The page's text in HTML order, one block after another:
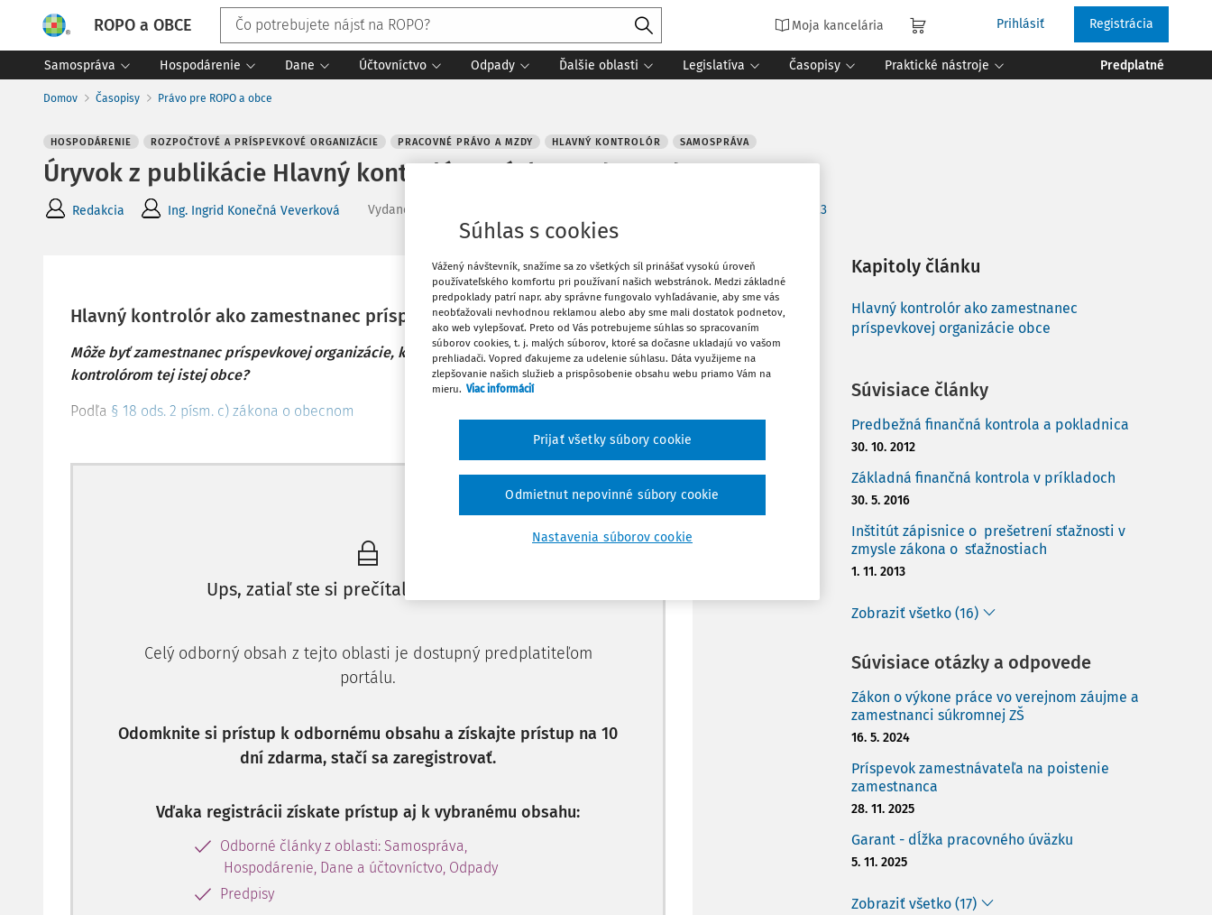
ROPO a OBCE Moja kancelária Prihlásiť Registrácia
Samospráva Hospodárenie Dane Účtovníctvo Odpady Ďalšie oblasti Legislatíva Časopisy Praktické nástroje Predplatné
Domov Časopisy Právo pre ROPO a obce
HOSPODÁRENIE ROZPOČTOVÉ A PRÍSPEVKOVÉ ORGANIZÁCIE PRACOVNÉ PRÁVO A MZDY HLAVNÝ KONTROLÓR SAMOSPRÁVA
Úryvok z publikácie Hlavný kontrolór. Otázky a odpovede.
Redakcia Ing. Ingrid Konečná Veverková Vydané Právo pre ROPO a obce 7-8/2023
Hlavný kontrolór ako zamestnanec príspevkovej organizácie obce
Môže byť zamestnanec príspevkovej organizácie, ktorú zriadila obec, hlavným
kontrolórom tej istej obce?
Podľa § 18 ods. 2 písm. c) zákona o obecnom
Máte predplatné? Prihláste sa
Ups, zatiaľ ste si prečítali len začiatok...
Celý odborný obsah z tejto oblasti je dostupný predplatiteľom
portálu.
Odomknite si prístup k odbornému obsahu a získajte prístup na 10
dní zdarma, stačí sa zaregistrovať.
Vďaka registrácii získate prístup aj k vybranému obsahu:
Odborné články z oblasti: Samospráva,
Hospodárenie, Dane a účtovníctvo, Odpady
Predpisy
Vytlačiť
Obľúbené
Kapitoly článku
Hlavný kontrolór ako zamestnanec
príspevkovej organizácie obce
Súvisiace články
Predbežná finančná kontrola a pokladnica
30. 10. 2012
Základná finančná kontrola v príkladoch
30. 5. 2016
Inštitút zápisnice o prešetrení sťažnosti v
zmysle zákona o sťažnostiach
1. 11. 2013
Zobraziť všetko (16)
Súvisiace otázky a odpovede
Zákon o výkone práce vo verejnom záujme a
zamestnanci súkromnej ZŠ
16. 5. 2024
Príspevok zamestnávateľa na poistenie
zamestnanca
28. 11. 2025
Garant - dĺžka pracovného úväzku
5. 11. 2025
Zobraziť všetko (17)
Súhlas s cookies
Vážený návštevník, snažíme sa zo všetkých síl prinášať vysokú úroveň
používateľského komfortu pri používaní našich webstránok. Medzi základné
predpoklady patrí napr. aby správne fungovalo vyhľadávanie, aby sme vás
neobťažovali nevhodnou reklamou alebo aby sme mali dostatok podnetov,
ako web vylepšovať. Preto od Vás potrebujeme súhlas so spracovaním
súborov cookies, t. j. malých súborov, ktoré sa dočasne ukladajú vo vašom
prehliadači. Vopred ďakujeme za udelenie súhlasu. Dáta využijeme na
zlepšovanie našich služieb a prispôsobenie obsahu webu priamo Vám na
mieru. Viac informácií
Nastavenia súborov cookie
Odmietnut nepovinné súbory cookie
Prijať všetky súbory cookie